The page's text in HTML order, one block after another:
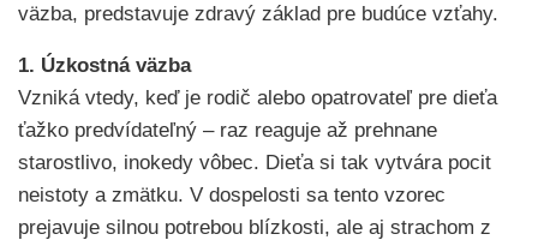
väzba, predstavuje zdravý základ pre budúce vzťahy.
1. Úzkostná väzba
Vzniká vtedy, keď je rodič alebo opatrovateľ pre dieťa
ťažko predvídateľný – raz reaguje až prehnane
starostlivo, inokedy vôbec. Dieťa si tak vytvára pocit
neistoty a zmätku. V dospelosti sa tento vzorec
prejavuje silnou potrebou blízkosti, ale aj strachom z